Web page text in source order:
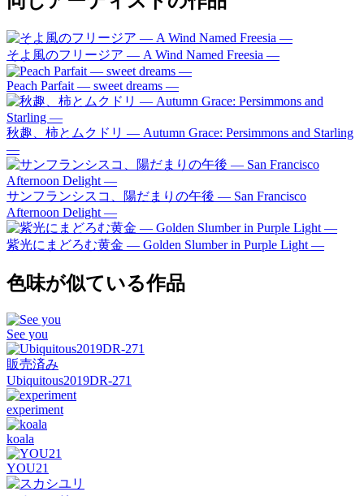
そよ風のフリージア ― A Wind Named Freesia ―
Peach Parfait ― sweet dreams ―
秋趣、柿とムクドリ ― Autumn Grace: Persimmons and Starling
―
サンフランシスコ、陽だまりの午後 — San Francisco
Afternoon Delight —
紫光にまどろむ黄金 ― Golden Slumber in Purple Light ―
色味が似ている作品
See you
販売済み
Ubiquitous2019DR-271
experiment
koala
YOU21